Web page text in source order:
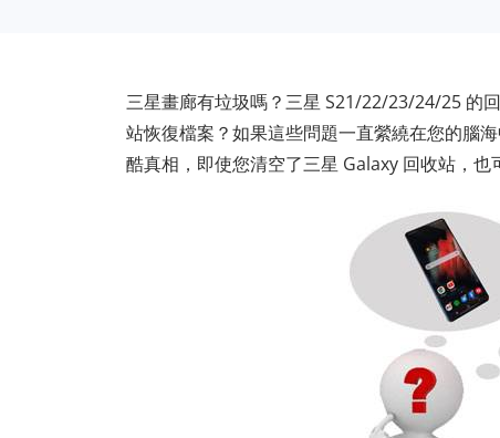
三星畫廊有垃圾嗎？三星 S21/22/23/24/25 的
站恢復檔案？如果這些問題一直縈繞在您的腦
酷真相，即使您清空了三星 Galaxy 回收站，也